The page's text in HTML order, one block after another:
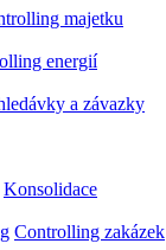
majetku
energií
a závazky
Konsolidace
Controlling zakázek